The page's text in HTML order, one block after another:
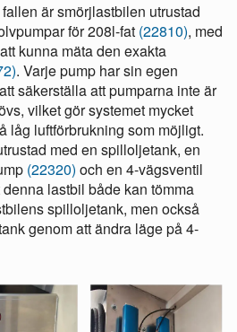
är smörjlastbilen utrustad
för 208l-fat (22810), med
kunna mäta den exakta
. Varje pump har sin egen
säkerställa att pumparna inte är
vilket gör systemet mycket
låg luftförbrukning som möjligt.
med en spilloljetank, en
(22320) och en 4-vägsventil
lastbil både kan tömma
spilloljetank, men också
genom att ändra läge på 4-